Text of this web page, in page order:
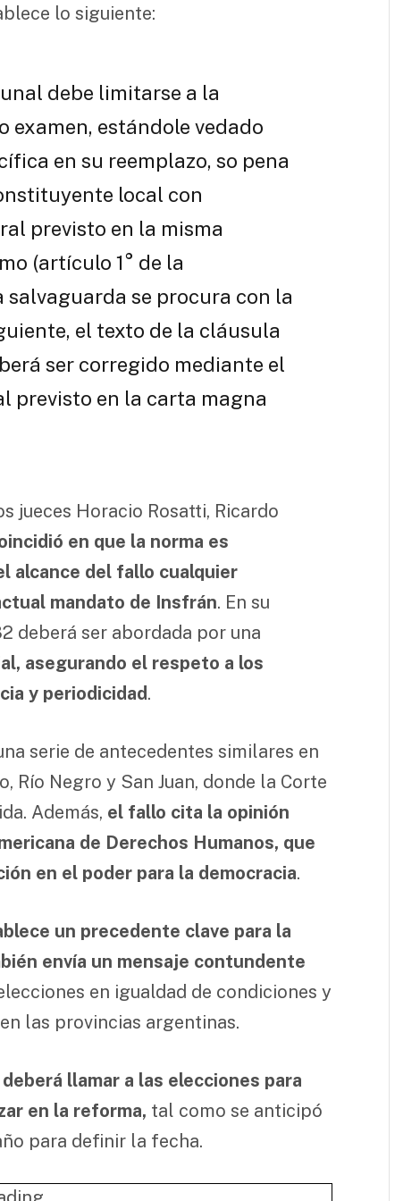
lo siguiente:
debe limitarse a la
examen, estándole vedado
en su reemplazo, so pena
local con
previsto en la misma
(artículo 1° de la
se procura con la
el texto de la cláusula
ser corregido mediante el
previsto en la carta magna
jueces Horacio Rosatti, Ricardo
en que la norma es
alcance del fallo cualquier
mandato de Insfrán. En su
deberá ser abordada por una
asegurando el respeto a los
y periodicidad.
serie de antecedentes similares en
Río Negro y San Juan, donde la Corte
Además, el fallo cita la opinión
de Derechos Humanos, que
en el poder para la democracia.
un precedente clave para la
envía un mensaje contundente
en igualdad de condiciones y
las provincias argentinas.
llamar a las elecciones para
en la reforma, tal como se anticipó
para definir la fecha.